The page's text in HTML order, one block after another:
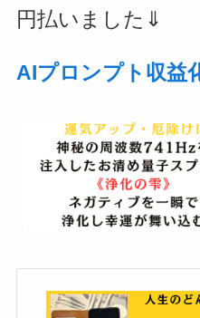
円払いました⇓
AIプロンプト収益